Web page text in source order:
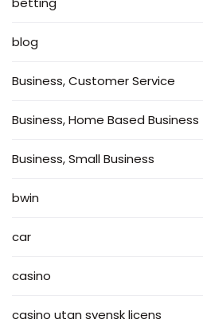
blog
Business, Customer Service
Business, Home Based Business
Business, Small Business
bwin
car
casino
casino utan svensk licens